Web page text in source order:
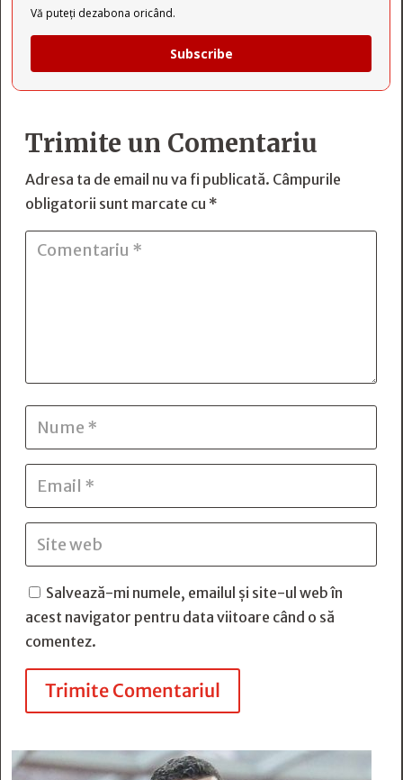
Vă puteți dezabona oricând.
Subscribe
Trimite un Comentariu
Adresa ta de email nu va fi publicată. Câmpurile
obligatorii sunt marcate cu *
Salvează-mi numele, emailul și site-ul web în
acest navigator pentru data viitoare când o să
comentez.
Trimite Comentariul